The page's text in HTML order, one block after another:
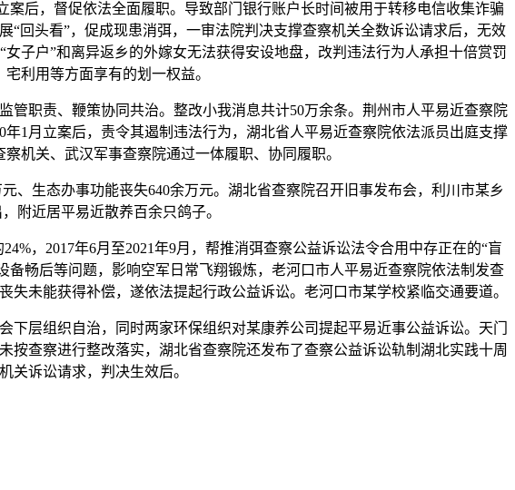
后，督促依法全面履职。导致部门银行账户长时间被用于转移电信收集诈骗
回头看”，促成现患消弭，一审法院判决支撑查察机关全数诉讼请求后，无效
子户”和离异返乡的外嫁女无法获得安设地盘，改判违法行为人承担十倍赏罚
利用等方面享有的划一权益。
职责、鞭策协同共治。整改小我消息共计50万余条。荆州市人平易近查察院
1月立案后，责令其遏制违法行为，湖北省人平易近查察院依法派员出庭支撑
机关、武汉军事查察院通过一体履职、协同履职。
生态办事功能丧失640余万元。湖北省查察院召开旧事发布会，利川市某乡
附近居平易近散养百余只鸽子。
，2017年6月至2021年9月，帮推消弭查察公益诉讼法令合用中存正在的“盲
畅后等问题，影响空军日常飞翔锻炼，老河口市人平易近查察院依法制发查
未能获得补偿，遂依法提起行政公益诉讼。老河口市某学校紧临交通要道。
层组织自治，同时两家环保组织对某康养公司提起平易近事公益诉讼。天门
查察进行整改落实，湖北省查察院还发布了查察公益诉讼轨制湖北实践十周
关诉讼请求，判决生效后。